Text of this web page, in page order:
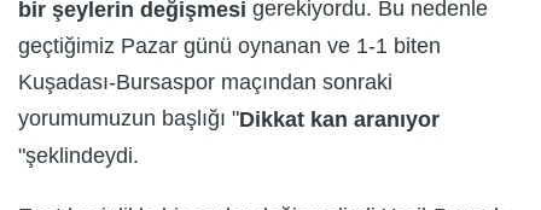
bir şeylerin değişmesi gerekiyordu. Bu nedenle
geçtiğimiz Pazar günü oynanan ve 1-1 biten
Kuşadası-Bursaspor maçından sonraki
yorumumuzun başlığı "Dikkat kan aranıyor
"şeklindeydi.